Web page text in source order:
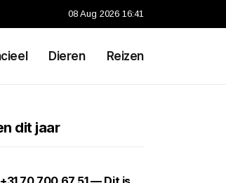
08 Aug 2026 16:41
Dieren Reizen
dit jaar